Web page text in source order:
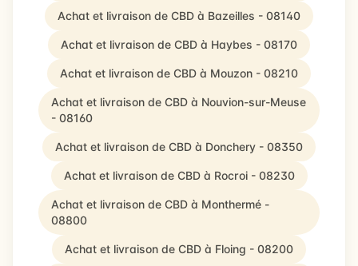
Achat et livraison de CBD à Bazeilles - 08140
Achat et livraison de CBD à Haybes - 08170
Achat et livraison de CBD à Mouzon - 08210
Achat et livraison de CBD à Nouvion-sur-Meuse
- 08160
Achat et livraison de CBD à Donchery - 08350
Achat et livraison de CBD à Rocroi - 08230
Achat et livraison de CBD à Monthermé -
08800
Achat et livraison de CBD à Floing - 08200